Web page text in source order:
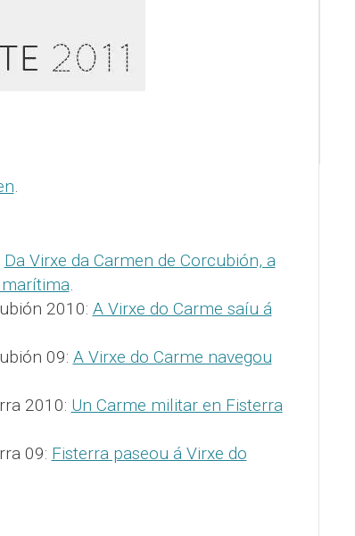
.
Da Virxe da Carmen de Corcubión, a
.
2010: A Virxe do Carme saíu á
09: A Virxe do Carme navegou
2010: Un Carme militar en Fisterra
09: Fisterra paseou á Virxe do